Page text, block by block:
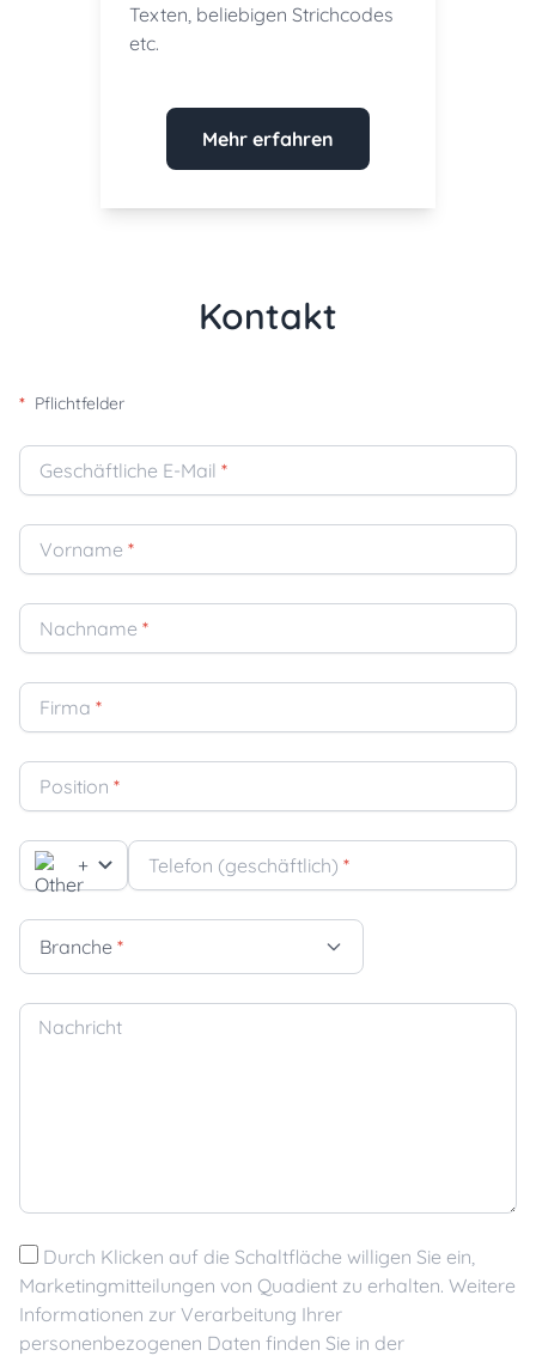
Texten, beliebigen Strichcodes
etc.
Mehr erfahren
Kontakt
* Pflichtfelder
Geschäftliche E-Mail *
Vorname *
Nachname *
Firma *
Position *
+ Telefon (geschäftlich) *
Branche *
Nachricht
Durch Klicken auf die Schaltfläche willigen Sie ein,
Marketingmitteilungen von Quadient zu erhalten. Weitere
Informationen zur Verarbeitung Ihrer
personenbezogenen Daten finden Sie in der